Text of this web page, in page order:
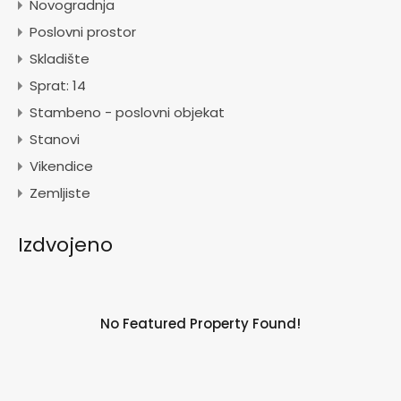
Novogradnja
Poslovni prostor
Skladište
Sprat: 14
Stambeno - poslovni objekat
Stanovi
Vikendice
Zemljiste
Izdvojeno
No Featured Property Found!